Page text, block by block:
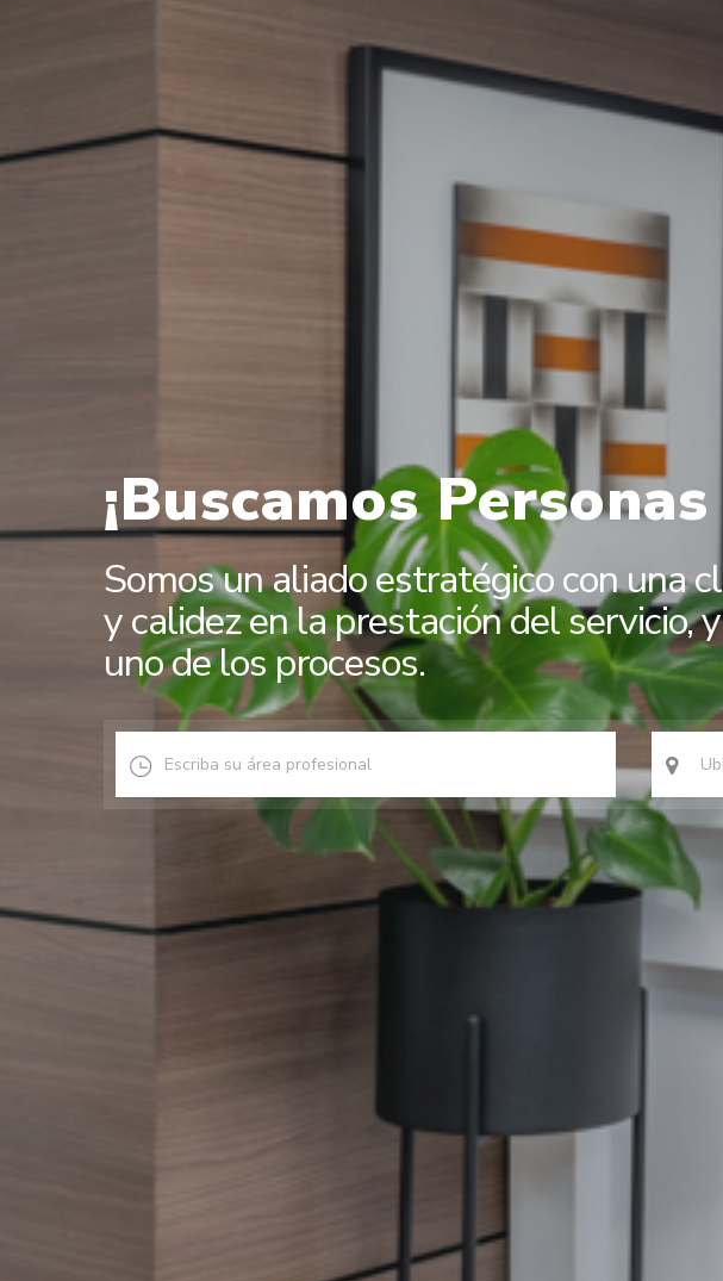
¡Buscamos
Somos un aliado estratégico con una
y calidez en la prestación del servicio,
uno de los procesos.